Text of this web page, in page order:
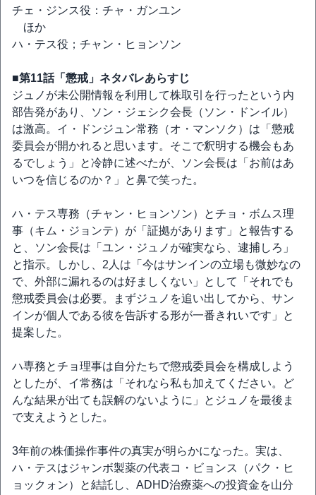
チェ・ジンス役：チャ・ガンユン
ほか
ハ・テス役；チャン・ヒョンソン
■第11話「懲戒」ネタバレあらすじ
ジュノが未公開情報を利用して株取引を行ったという内
部告発があり、ソン・ジェシク会長（ソン・ドンイル）
は激高。イ・ドンジュン常務（オ・マンソク）は「懲戒
委員会が開かれると思います。そこで釈明する機会もあ
るでしょう」と冷静に述べたが、ソン会長は「お前はあ
いつを信じるのか？」と鼻で笑った。
ハ・テス専務（チャン・ヒョンソン）とチョ・ボムス理
事（キム・ジョンテ）が「証拠があります」と報告する
と、ソン会長は「ユン・ジュノが確実なら、逮捕しろ」
と指示。しかし、2人は「今はサンインの立場も微妙なの
で、外部に漏れるのは好ましくない」として「それでも
懲戒委員会は必要。まずジュノを追い出してから、サン
インが個人である彼を告訴する形が一番きれいです」と
提案した。
ハ専務とチョ理事は自分たちで懲戒委員会を構成しよう
としたが、イ常務は「それなら私も加えてください。ど
んな結果が出ても誤解のないように」とジュノを最後ま
で支えようとした。
3年前の株価操作事件の真実が明らかになった。実は、
ハ・テスはジャンボ製薬の代表コ・ビョンス（パク・ヒ
ョックォン）と結託し、ADHD治療薬への投資金を山分